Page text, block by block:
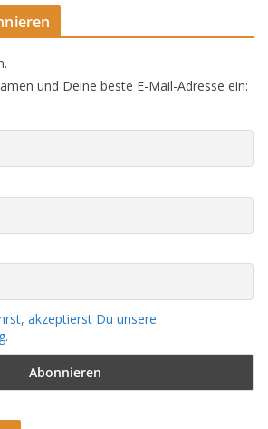
und Deine beste E-Mail-Adresse ein:
akzeptierst Du unsere